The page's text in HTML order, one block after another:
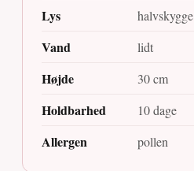
Lys halvskygge
Vand lidt
Højde 30 cm
Holdbarhed 10 dage
Allergen pollen